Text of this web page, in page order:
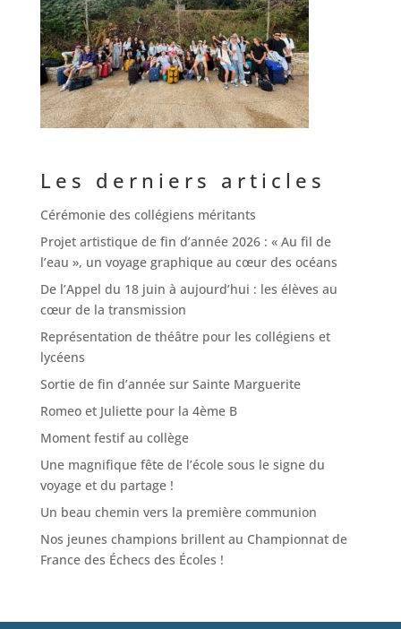
Les derniers articles
Cérémonie des collégiens méritants
Projet artistique de fin d’année 2026 : « Au fil de
l’eau », un voyage graphique au cœur des océans
De l’Appel du 18 juin à aujourd’hui : les élèves au
cœur de la transmission
Représentation de théâtre pour les collégiens et
lycéens
Sortie de fin d’année sur Sainte Marguerite
Romeo et Juliette pour la 4ème B
Moment festif au collège
Une magnifique fête de l’école sous le signe du
voyage et du partage !
Un beau chemin vers la première communion
Nos jeunes champions brillent au Championnat de
France des Échecs des Écoles !